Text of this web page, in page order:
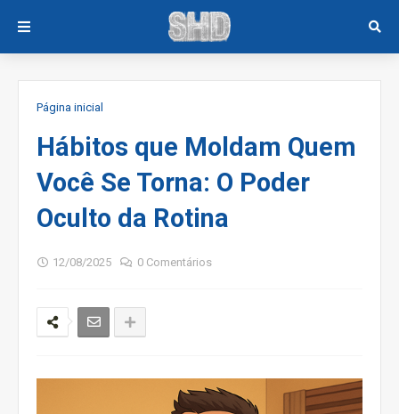
Página inicial
Hábitos que Moldam Quem
Você Se Torna: O Poder
Oculto da Rotina
12/08/2025 0 Comentários